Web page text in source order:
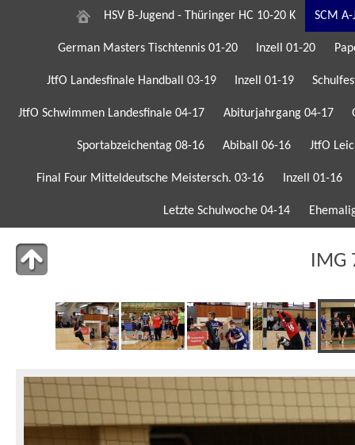
HSV B-Jugend - Thüringer HC 10-20 K SCM
German Masters Tischtennis 01-20 Inzell 01-20
JtfO Landesfinale Handball 03-19 Inzell 01-19
JtfO Schwimmen Landesfinale 04-17 Abiturjahrgang 04-17
Sportabzeichentag 08-16 Abiball 06-16 JtfO
Final Four Mitteldeutsche Meistersch. 03-16 Inzell 01-16
Letzte Schulwoche 04-14
IMG